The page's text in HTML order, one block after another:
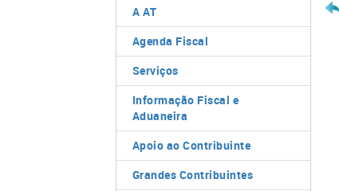
A AT
Agenda Fiscal
Serviços
Informação Fiscal e
Aduaneira
Apoio ao Contribuinte
Grandes Contribuintes